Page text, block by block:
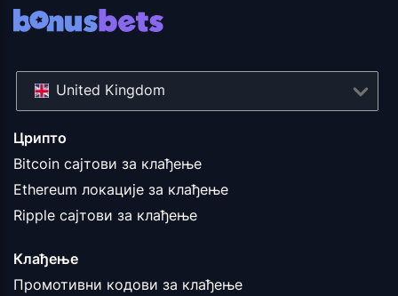
Црипто
Bitcoin сајтови за клађење
Ethereum локације за клађење
Ripple сајтови за клађење
Клађење
Промотивни кодови за клађење
United Kingdom